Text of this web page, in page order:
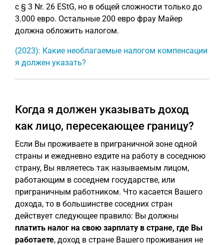
с § 3 Nr. 26 EStG, но в общей сложности только до
3.000 евро. Остальные 200 евро фрау Майер
должна обложить налогом.
(2023): Какие необлагаемые налогом компенсации
я должен указать?
Когда я должен указывать доход
как лицо, пересекающее границу?
Если Вы проживаете в приграничной зоне одной
страны и ежедневно ездите на работу в соседнюю
страну, Вы являетесь так называемым лицом,
работающим в соседнем государстве, или
приграничным работником. Что касается Вашего
дохода, то в большинстве соседних стран
действует следующее правило: Вы должны
платить налог на свою зарплату в стране, где Вы
работаете, доход в стране Вашего проживания не